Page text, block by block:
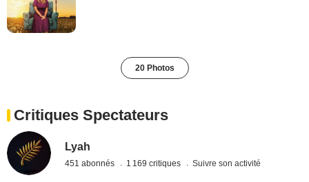
20 Photos
Critiques Spectateurs
Lyah
451 abonnés 1 169 critiques Suivre son activité